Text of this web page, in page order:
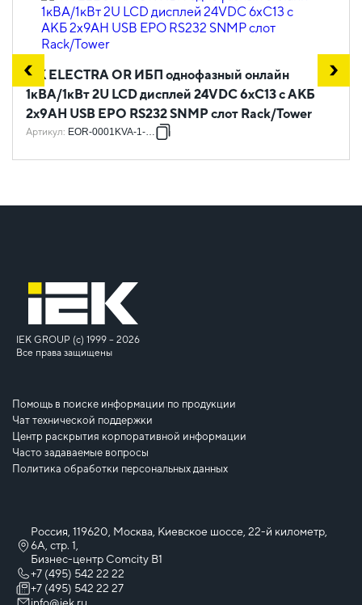
ITK ELECTRA OR ИБП однофазный онлайн
1кВА/1кВт 2U LCD дисплей 24VDC 6xC13 c АКБ
2х9AH USB EPO RS232 SNMP слот Rack/Tower
Артикул: EOR-0001KVA-1-002
IEK GROUP (c) 1999 – 2026
Все права защищены
Помощь в поиске информации по продукции
Чат технической поддержки
Центр раскрытия корпоративной информации
Часто задаваемые вопросы
Политика обработки персональных данных
Россия, 119620, Москва, Киевское шоссе, 22-й километр,
6А, стр. 1,
Бизнес-центр Comcity B1
+7 (495) 542 22 22
+7 (495) 542 22 27
info@iek.ru